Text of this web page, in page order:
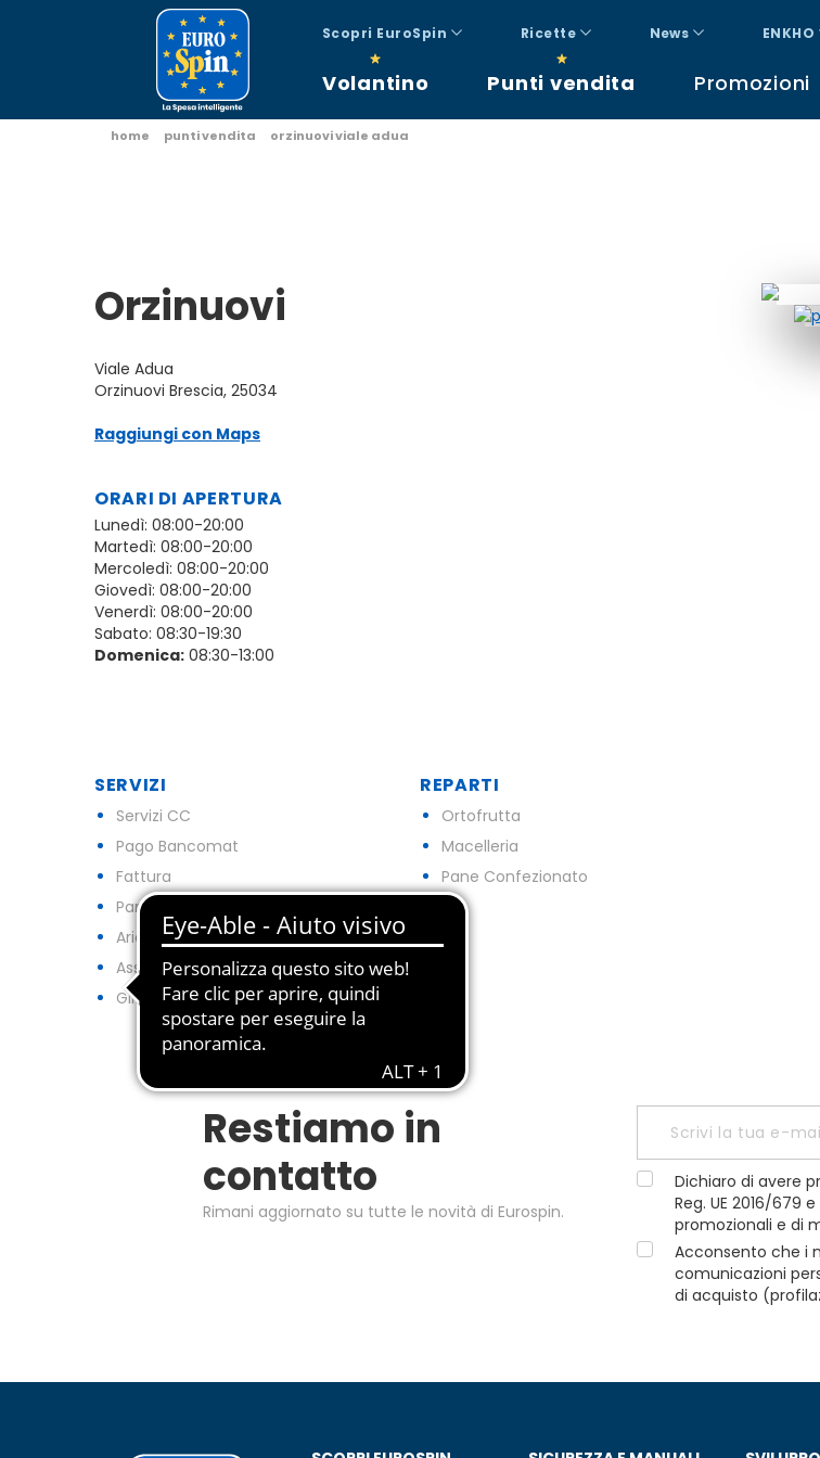
Scopri EuroSpin Ricette News ENKHO
Volantino Punti vendita Promozioni
home punti vendita orzinuovi viale adua
Orzinuovi
Viale Adua
Orzinuovi Brescia, 25034
Raggiungi con Maps
ORARI DI APERTURA
Lunedì: 08:00-20:00
Martedì: 08:00-20:00
Mercoledì: 08:00-20:00
Giovedì: 08:00-20:00
Venerdì: 08:00-20:00
Sabato: 08:30-19:30
Domenica: 08:30-13:00
SERVIZI
Servizi CC
Pago Bancomat
Fattura
Parcheggio
Aria Condizionata
Assenza Barriere
GIFTCARD
REPARTI
Ortofrutta
Macelleria
Pane Confezionato
Restiamo in
contatto
Rimani aggiornato su tutte le novità di Eurospin.
Dichiaro di avere
Reg. UE 2016/
promozionali e di
Acconsento che i
comunicazioni
di acquisto